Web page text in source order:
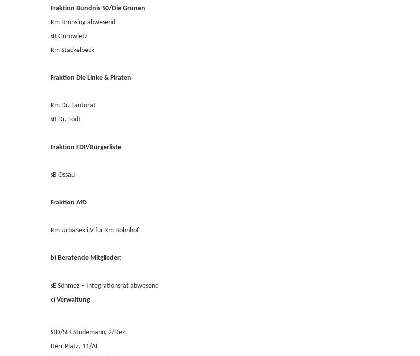
Fraktion Bündnis 90/Die Grünen
Rm Brunsing abwesend
sB Gurowietz
Rm Stackelbeck
Fraktion Die Linke & Piraten
Rm Dr. Tautorat
sB Dr. Tödt
Fraktion FDP/Bürgerliste
sB Ossau
Fraktion AfD
Rm Urbanek i.V für Rm Bohnhof
b) Beratende Mitglieder:
sE Sönmez – Integrationsrat abwesend
c) Verwaltung
StD/StK Stüdemann, 2/Dez.
Herr Plätz, 11/AL